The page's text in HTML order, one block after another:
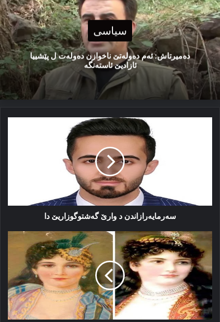
سیاسی
دەمیرتاش: ئەم دەولەتێ ناخوازن دەولەت ل پێشییا
ئازادیێ ئاستەنگە
سەرمایەرازاندن
گەشتوگوزاریێ
سەرمایەرازاندن د وارێ گەشتوگوزاریێ دا
مۆنا
لیزا
یا
كورد